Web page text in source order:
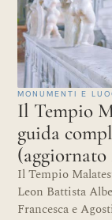
MONUMENTI E
Il Tempio
guida
(aggiornato
Il Tempio
Leon Battista
Francesca e